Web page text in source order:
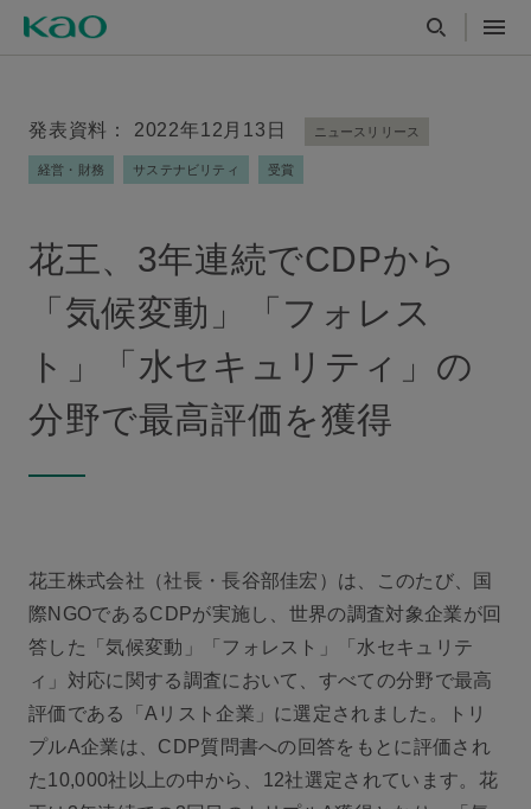
発表資料： 2022年12月13日 ニュースリリース
経営・財務 サステナビリティ 受賞
花王、3年連続でCDPから
「気候変動」「フォレス
ト」「水セキュリティ」の
分野で最高評価を獲得
花王株式会社（社長・長谷部佳宏）は、このたび、国
際NGOであるCDPが実施し、世界の調査対象企業が回
答した「気候変動」「フォレスト」「水セキュリテ
ィ」対応に関する調査において、すべての分野で最高
評価である「Aリスト企業」に選定されました。トリ
プルA企業は、CDP質問書への回答をもとに評価され
た10,000社以上の中から、12社選定されています。花